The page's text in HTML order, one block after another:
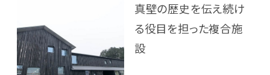
真壁の歴史を伝え続け
る役目を担った複合施
設